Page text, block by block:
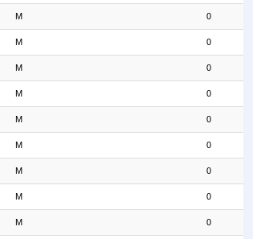
M 0
M 0
M 0
M 0
M 0
M 0
M 0
M 0
M 0